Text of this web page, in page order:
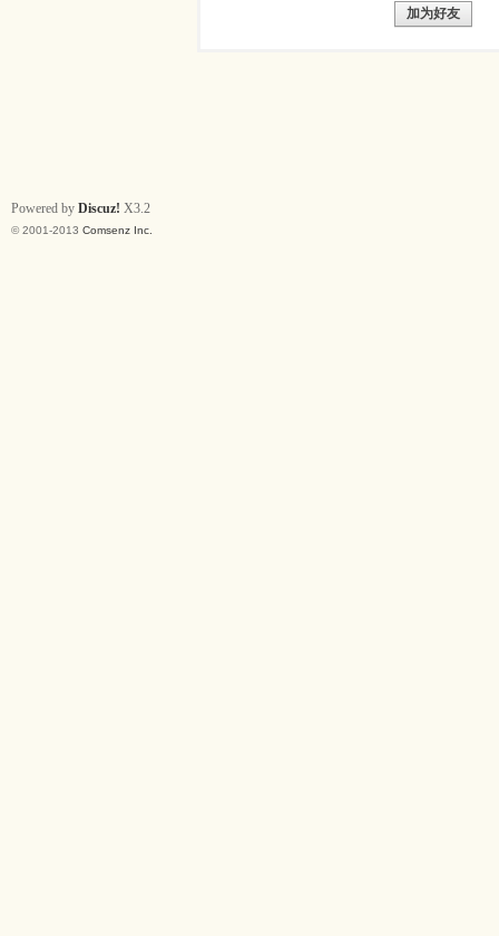
加为好友
Powered by Discuz! X3.2
© 2001-2013 Comsenz Inc.